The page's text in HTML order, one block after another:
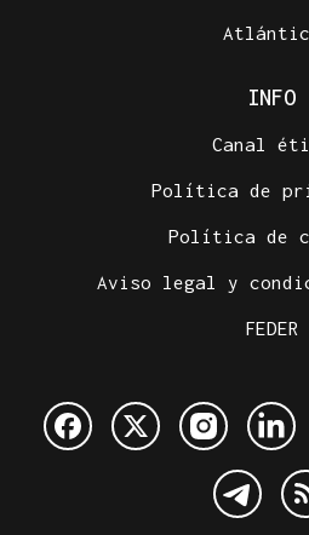
INFO
Canal
Política de
Política de
Aviso legal y
FEDER